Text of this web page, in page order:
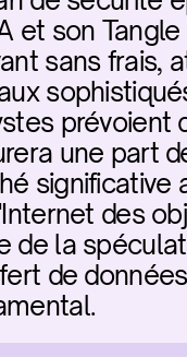
et son Tangle
sans frais,
prévoient
une part
significative
des
de la
de données